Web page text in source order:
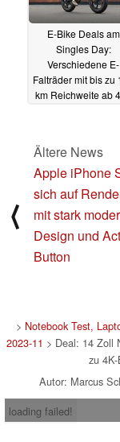
E-Bike Deals am
Singles Day:
Verschiedene E-
Falträder mit bis zu
km Reichweite ab
⟨
Ältere News
Apple iPhone
sich auf
mit stark
Design und
Button
> Notebook Test,
2023-11 > Deal: 14 Zoll
zu
Autor: Marcus
loading failed!